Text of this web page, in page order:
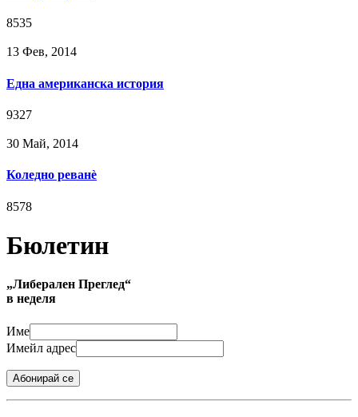
8535
13 Фев, 2014
Една американска история
9327
30 Май, 2014
Коледно реванè
8578
Бюлетин
„Либерален Преглед“
в неделя
Име
Имейл адрес
Абонирай се